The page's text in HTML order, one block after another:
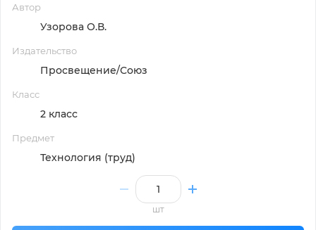
Автор
Узорова О.В.
Издательство
Просвещение/Союз
Класс
2 класс
Предмет
Технология (труд)
шт